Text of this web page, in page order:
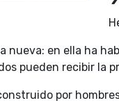
nueva: en ella ha
pueden recibir la
por